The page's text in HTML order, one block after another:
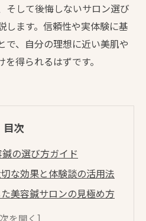
そして後悔しないサロン選び
します。信頼性や実体験に基
で、自分の理想に近い美肌や
得られるはずです。
目次
の選び方ガイド
な効果と体験談の活用法
美容鍼サロンの見極め方
店で得られる安心感とは